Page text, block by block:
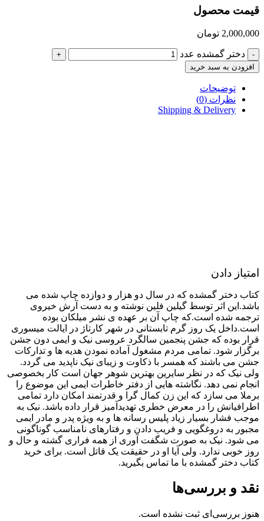
قیمت محصول
2,000,000 تومان
- دختر گمشده عدد
+
افزودن به سبد خرید
توضیحات
نظرات (0)
Shipping & Delivery
امتیاز دادن
کتاب دختر گمشده که در سال دو هزار و دوازده چاپ شده می
باشد.این اثر توسط گیلین فلین نوشته و به دست آرش خیروی
ترجمه شده است.که چاپ آن بر عهده ی نشر میلکان بوده
است.داخل یک روز گرم تابستانی در شهر کارتاژ در ایالت میسوری
قرار بوده که جشن پنجمین سالگرد عروسی نیک و ایمی دون جشن
برگزار شود. تمامی مردم مشغول آماده نمودن هدیه ها و تدارکات
جشن می باشند که همسر با ذکاوت و زیبای نیک ناپدید می گردد.
ولی نیک که در نظر سایرین بهترین شوهر جهان است کار بخصوصی
انجام نمی دهد. نگاشته هایی از دفتر خاطرات ایمی این موضوع را
برملا می سازد که این زن کمال گرا و قدرتمند امکان دارد تمامی
اطرافیانش را در معرض خطری تهدیدآمیز قرار داده باشد. نیک به
موجب فشار بسیار زیاد پلیس رسانه ها و به ویژه پدر و مادر ایمی
مجبور به دروغگویی و فریب دادن و رفتارهای نامناسب گوناگونی
می شود. نیک به صورت شگفت آوری از همه فراری گشته و حال و
روز خوبی ندارد. ولی آیا او در حقیقت یک قاتل است. برای خرید
کتاب دختر گمشده با ما تماس بگیرید.
نقد و بررسی‌ها
هنوز بررسی‌ای ثبت نشده است.